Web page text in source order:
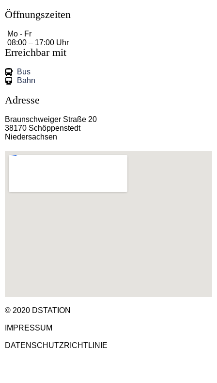
Öffnungszeiten
Mo - Fr
08:00 – 17:00 Uhr
Erreichbar mit
Bus
Bahn
Adresse
Braunschweiger Straße 20
38170 Schöppenstedt
Niedersachsen
© 2020 DSTATION
IMPRESSUM
DATENSCHUTZRICHTLINIE